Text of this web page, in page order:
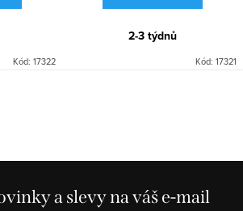
Kód: 17322
2-3 týdnů
Kód: 17321
a slevy na váš e-mail